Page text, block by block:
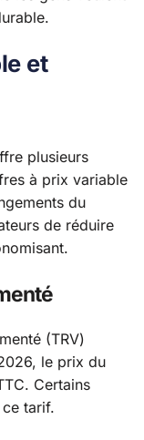
et
plusieurs
à prix variable
du
de réduire
(TRV)
le prix du
Certains
tarif.